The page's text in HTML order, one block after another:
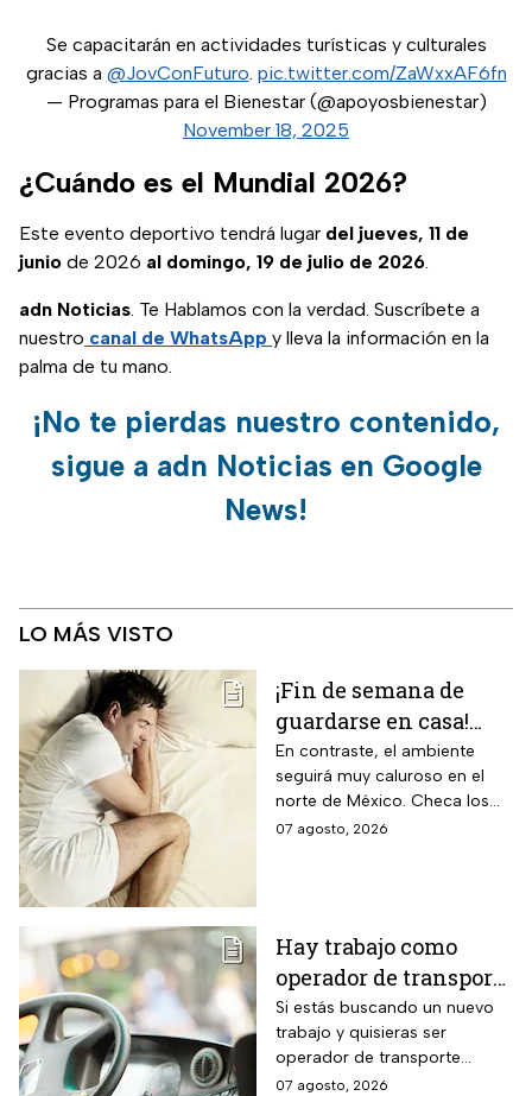
Se capacitarán en actividades turísticas y culturales
gracias a @JovConFuturo. pic.twitter.com/ZaWxxAF6fn
— Programas para el Bienestar (@apoyosbienestar)
November 18, 2025
¿Cuándo es el Mundial 2026?
Este evento deportivo tendrá lugar del jueves, 11 de
junio de 2026 al domingo, 19 de julio de 2026.
adn Noticias. Te Hablamos con la verdad. Suscríbete a
nuestro canal de WhatsApp y lleva la información en la
palma de tu mano.
¡No te pierdas nuestro contenido,
sigue a adn Noticias en Google
News!
LO MÁS VISTO
¡Fin de semana de
guardarse en casa!
Monzón mexicano
dejará lluvias
intensas en estos
estados; así estará el
En contraste, el ambiente
seguirá muy caluroso en el
norte de México. Checa los
detalles y toma precauciones.
07 agosto, 2026
Hay trabajo como
operador de transporte
público con sueldo de
18 mil pesos, bonos y
despensa
Si estás buscando un nuevo
trabajo y quisieras ser
operador de transporte
público, publicaron algunas
07 agosto, 2026